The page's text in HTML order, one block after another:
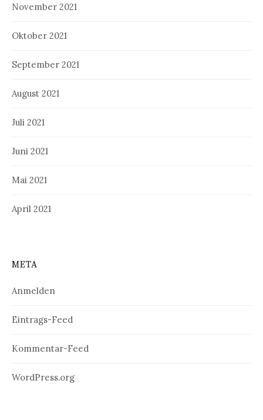
November 2021
Oktober 2021
September 2021
August 2021
Juli 2021
Juni 2021
Mai 2021
April 2021
META
Anmelden
Eintrags-Feed
Kommentar-Feed
WordPress.org